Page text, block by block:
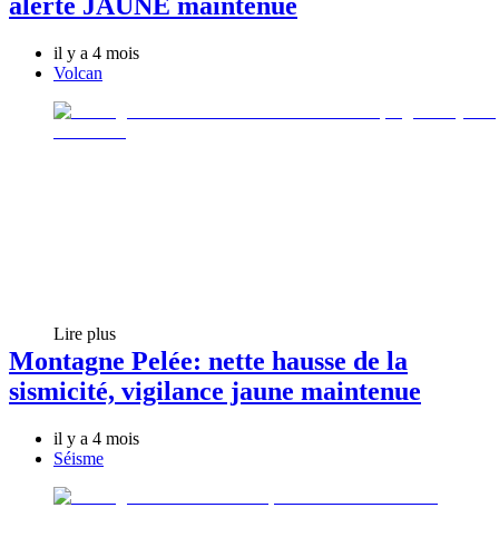
alerte JAUNE maintenue
il y a 4 mois
Volcan
Lire plus
Montagne Pelée: nette hausse de la
sismicité, vigilance jaune maintenue
il y a 4 mois
Séisme